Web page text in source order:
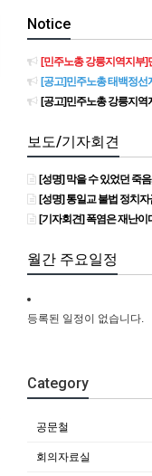
Notice
[민주노총 강릉지역지부]민
[공고]민주노총 태백정선
[공고]민주노총 강릉지역
보도/기자회견
[성명] 막을 수 있었던 죽음, HL만도가 책임
[성명] 통일교 불법 정치
[기자회견] 폭염은 재난이다! 폭염으로부
월간 주요일정
등록된 일정이 없습니다.
Category
공문철
회의자료실